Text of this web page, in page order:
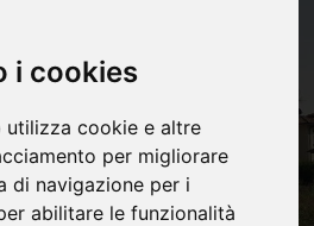
i cookies
utilizza cookie e altre
per migliorare
di navigazione per i
abilitare le funzionalità